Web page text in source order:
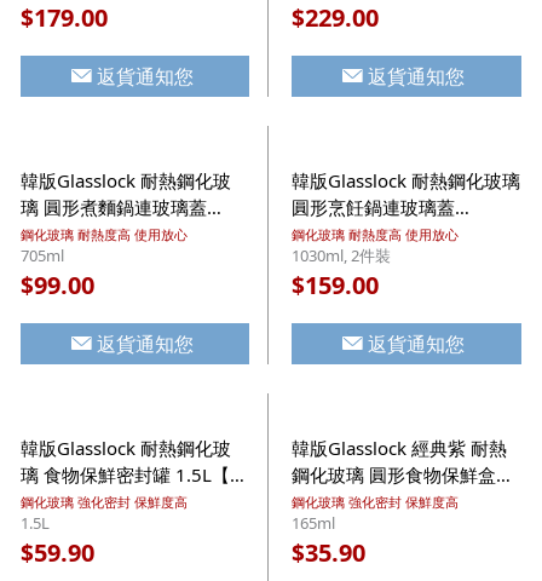
$179.00
返貨通知您
$229.00
返貨通知您
韓版Glasslock 耐熱鋼化玻
璃 圓形煮麵鍋連玻璃蓋
705ml【市集世界 - 韓國市
集】
鋼化玻璃 耐熱度高 使用放心
705ml
$99.00
返貨通知您
韓版Glasslock 耐熱鋼化玻璃
圓形烹飪鍋連玻璃蓋
1030ml (2件套裝)【市集世
界 - 韓國市集】
鋼化玻璃 耐熱度高 使用放心
1030ml, 2件裝
$159.00
返貨通知您
韓版Glasslock 耐熱鋼化玻
璃 食物保鮮密封罐 1.5L【市
集世界 - 韓國市集】
鋼化玻璃 強化密封 保鮮度高
1.5L
$59.90
韓版Glasslock 經典紫 耐熱
鋼化玻璃 圓形食物保鮮盒
165ml【市集世界 - 韓國市
集】
鋼化玻璃 強化密封 保鮮度高
165ml
$35.90